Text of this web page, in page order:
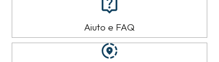
Aiuto e FAQ